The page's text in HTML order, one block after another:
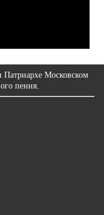
Московском
пения.